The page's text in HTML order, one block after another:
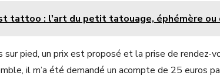
tattoo : l'art du petit tatouage, éphémère ou
pied, un prix est proposé et la prise de rendez-
il m’a été demandé un acompte de 25 euros